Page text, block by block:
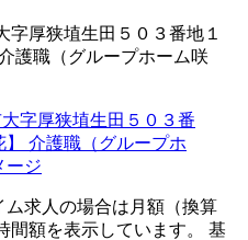
字厚狭埴生田５０３番地１
護職（グループホーム咲
求人の場合は月額（換算
間額を表示しています。 基